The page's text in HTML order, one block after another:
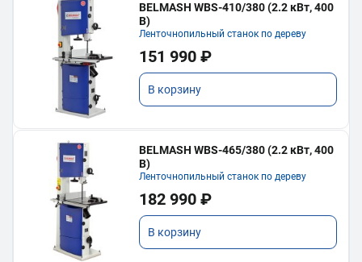
BELMASH WBS-410/380 (2.2 кВт, 400
В)
Ленточнопильный станок по дереву
151 990 ₽
В корзину
BELMASH WBS-465/380 (2.2 кВт, 400
В)
Ленточнопильный станок по дереву
182 990 ₽
В корзину